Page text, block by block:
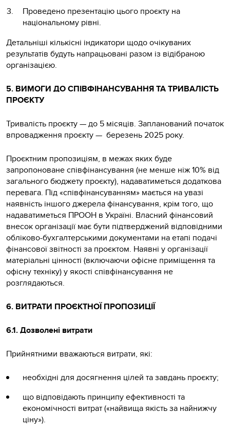
Проведено презентацію цього проєкту на
національному рівні.
Детальніші кількісні індикатори щодо очікуваних
результатів будуть напрацьовані разом із відібраною
організацією.
5. ВИМОГИ ДО СПІВФІНАНСУВАННЯ ТА ТРИВАЛІСТЬ
ПРОЄКТУ
Тривалість проєкту — до 5 місяців. Запланований початок
впровадження проєкту — березень 2025 року.
Проєктним пропозиціям, в межах яких буде
запропоноване співфінансування (не менше ніж 10% від
загального бюджету проєкту), надаватиметься додаткова
перевага. Під «співфінансуванням» мається на увазі
наявність іншого джерела фінансування, крім того, що
надаватиметься ПРООН в Україні. Власний фінансовий
внесок організації має бути підтверджений відповідними
обліково-бухгалтерськими документами на етапі подачі
фінансової звітності за проєктом. Наявні у організації
матеріальні цінності (включаючи офісне приміщення та
офісну техніку) у якості співфінансування не
розглядаються.
6. ВИТРАТИ ПРОЄКТНОЇ ПРОПОЗИЦІЇ
6.1. Дозволені витрати
Прийнятними вважаються витрати, які:
необхідні для досягнення цілей та завдань проєкту;
що відповідають принципу ефективності та
економічності витрат («найвища якість за найнижчу
ціну»).